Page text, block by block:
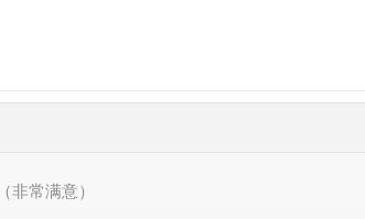
（非常满意）